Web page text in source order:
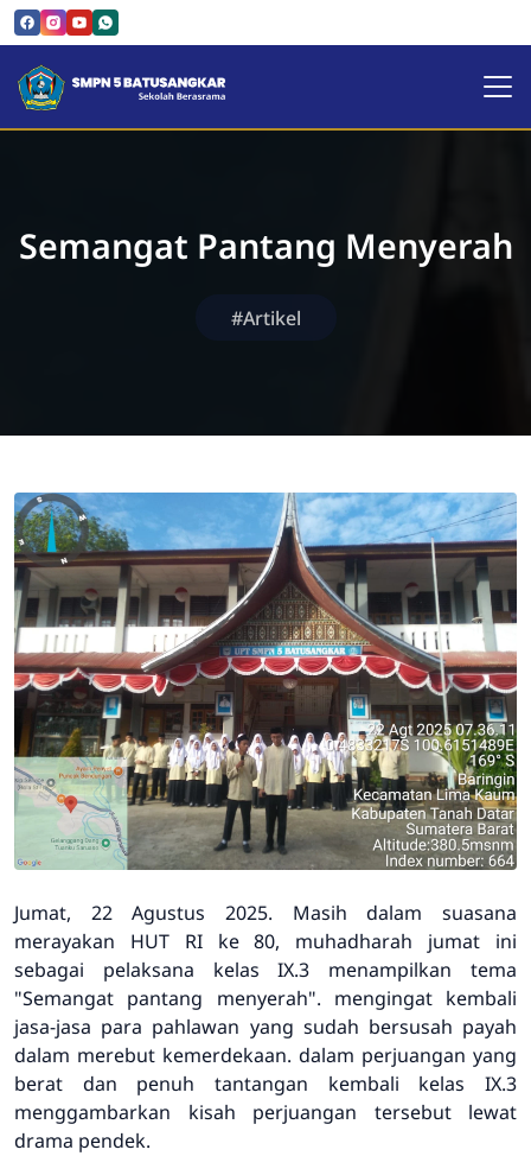
SMPN 5 Batusangkar |
Semangat Pantang Menyerah
#Artikel
Jumat, 22 Agustus 2025. Masih dalam suasana
merayakan HUT RI ke 80, muhadharah jumat ini
sebagai pelaksana kelas IX.3 menampilkan tema
"Semangat pantang menyerah". mengingat kembali
jasa-jasa para pahlawan yang sudah bersusah payah
dalam merebut kemerdekaan. dalam perjuangan yang
berat dan penuh tantangan kembali kelas IX.3
menggambarkan kisah perjuangan tersebut lewat
drama pendek.